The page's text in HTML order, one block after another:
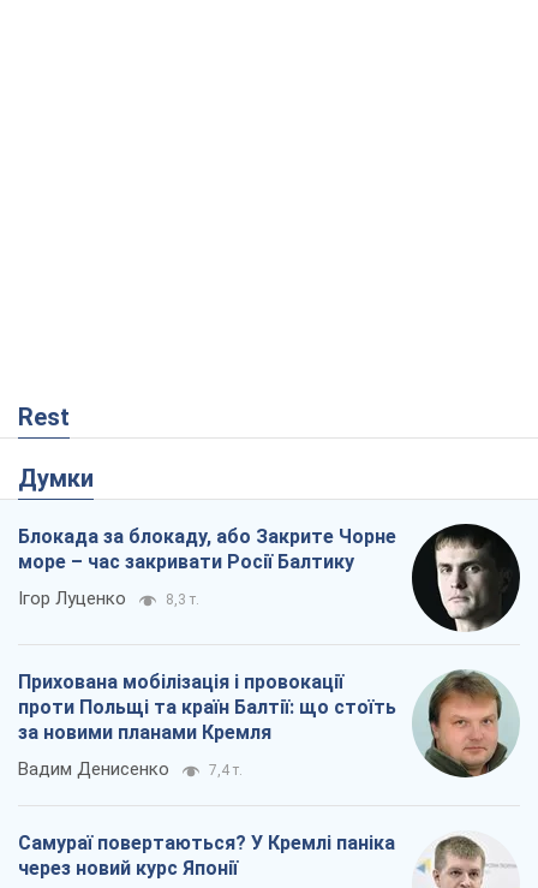
Rest
Думки
Блокада за блокаду, або Закрите Чорне
море – час закривати Росії Балтику
Ігор Луценко 8,3 т.
Прихована мобілізація і провокації
проти Польщі та країн Балтії: що стоїть
за новими планами Кремля
Вадим Денисенко 7,4 т.
Самураї повертаються? У Кремлі паніка
через новий курс Японії